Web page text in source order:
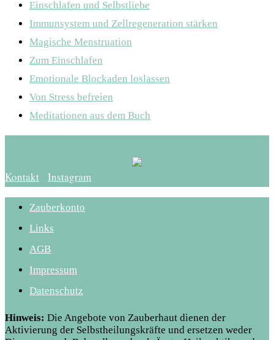
Einschlafen und Selbstliebe
Immunsystem und Zellregeneration stärken
Magische Menstruation
Zum Einschlafen
Emotionale Blockaden loslassen
Von Stress befreien
Meditationen aus dem Buch
Kontakt Instagram
Zauberkonto
Links
AGB
Impressum
Datenschutz
Hinweis: Die Angebote von Zauberhaut dienen der
Aktivierung der Selbstheilungskräfte und ersetzen weder